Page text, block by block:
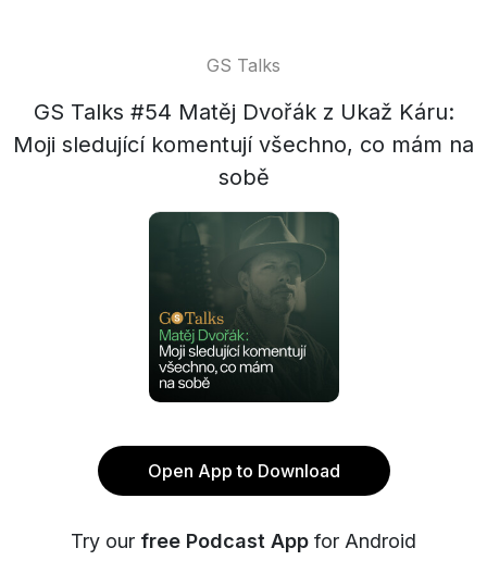
GS Talks
GS Talks #54 Matěj Dvořák z Ukaž Káru:
Moji sledující komentují všechno, co mám na
sobě
Open App to Download
Try our free Podcast App for Android